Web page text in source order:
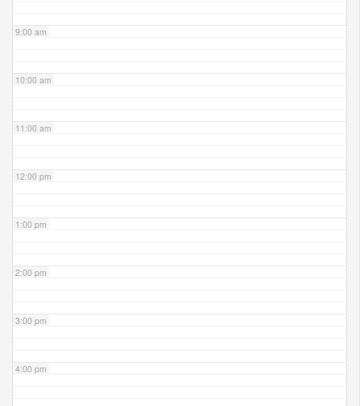
9:00 am
10:00 am
11:00 am
12:00 pm
1:00 pm
2:00 pm
3:00 pm
4:00 pm